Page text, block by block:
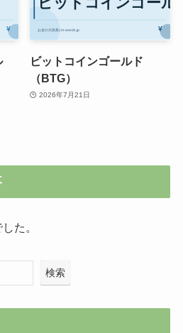
ビットコインゴールド
（BTG）
2026年7月21日
た。
検索